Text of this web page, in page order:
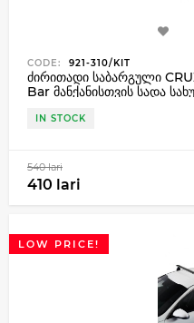
CODE: 921-310/KIT
ძირითადი საბარგული
Bar მანქანისთვის სადა
IN STOCK
540 lari
410 lari
LOW PRICE!